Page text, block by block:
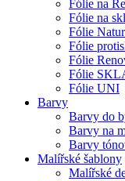
Fólie na
Fólie na
Fólie
Fólie
Fólie
Fólie
Fólie UNI
Barvy
Barvy do
Barvy na
Barvy
Malířské šablony
Malířské